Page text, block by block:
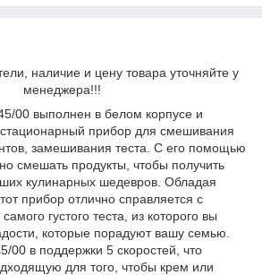
наличие и цену товара уточняйте у
менеджера!!!
00 выполнен в белом корпусе и
прибор для смешивания
замешивания теста. С его помощью
смешать продукты, чтобы получить
кулинарных шедевров. Обладая
прибор отлично справляется с
густого теста, из которого вы
которые порадуют вашу семью.
00 в поддержки 5 скоростей, что
для того, чтобы крем или